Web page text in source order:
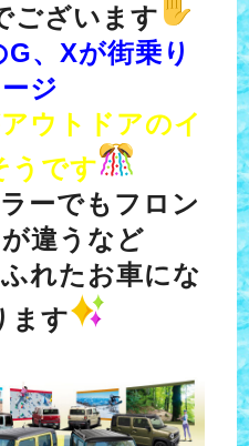
ございます
、Xが街乗り
ジ
ウトドアのイ
うです
ーでもフロン
違うなど
れたお車にな
ます